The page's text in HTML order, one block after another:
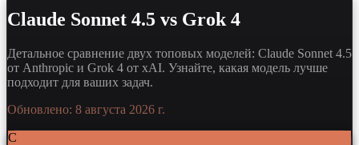
Claude Sonnet 4.5 vs Grok 4
Детальное сравнение двух топовых моделей: Claude Sonnet 4.5
от Anthropic и Grok 4 от xAI. Узнайте, какая модель лучше
подходит для ваших задач.
Обновлено: 8 августа 2026 г.
C